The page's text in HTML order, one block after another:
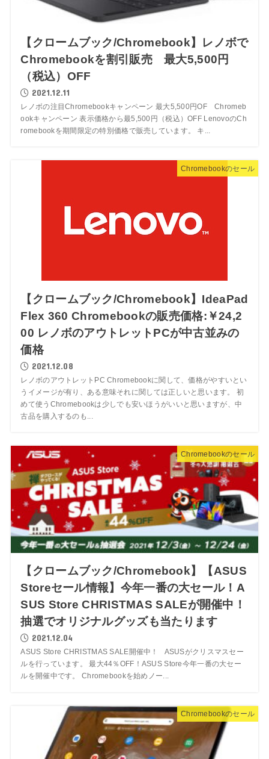
【クロームブック/Chromebook】レノボで
Chromebookを割引販売 最大5,500円
（税込）OFF
2021.12.11
レノボの注目Chromebookキャンペーン 最大5,500円OF Chromeb
ookキャンペーン 表示価格から最5,500円（税込）OFF LenovoのCh
romebookを期間限定の特別価格で販売しています。 キ...
Chromebookのセール
【クロームブック/Chromebook】IdeaPad
Flex 360 Chromebookの販売価格:￥24,2
00 レノボのアウトレットPCが中古並みの
価格
2021.12.08
レノボのアウトレットPC Chromebookに関して、価格がやすいとい
うイメージが有り、ある意味それに関しては正しいと思います。 初
めて使うChromebookは少しでも安いほうがいいと思いますが、中
古品を購入するのも...
Chromebookのセール
【クロームブック/Chromebook】【ASUS
Storeセール情報】今年一番の大セール！A
SUS Store CHRISTMAS SALEが開催中！
抽選でオリジナルグッズも当たります
2021.12.04
ASUS Store CHRISTMAS SALE開催中！ ASUSがクリスマスセー
ルを行っています。 最大44％OFF！ASUS Store今年一番の大セー
ルを開催中です。 Chromebookを始めノー...
Chromebookのセール